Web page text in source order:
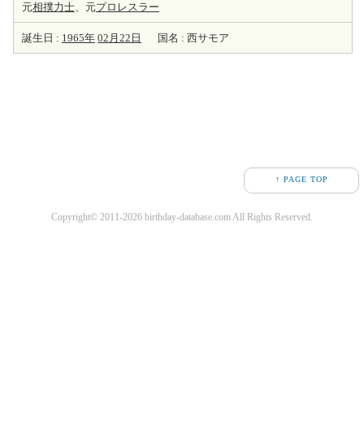
元相撲力士、元プロレスラー
誕生日 : 1965年 02月22日 国名 : 西サモア
↑ PAGE TOP
Copyright© 2011-2026 birthday-database.com All Rights Reserved.